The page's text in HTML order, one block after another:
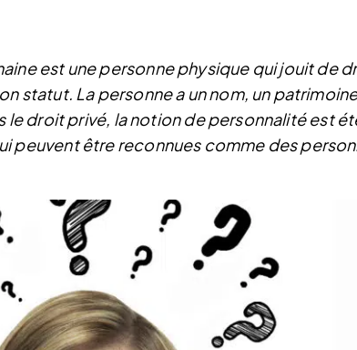
est une personne physique qui jouit de
statut. La personne a un nom, un
le droit privé, la notion de personnalité est
peuvent être reconnues comme des